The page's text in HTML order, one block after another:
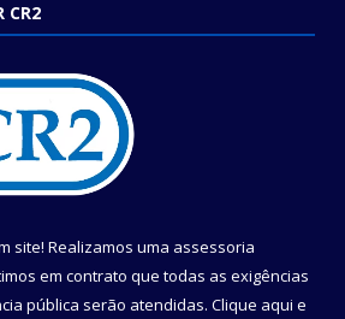
CR2
site! Realizamos uma assessoria
em contrato que todas as exigências
pública serão atendidas. Clique aqui e